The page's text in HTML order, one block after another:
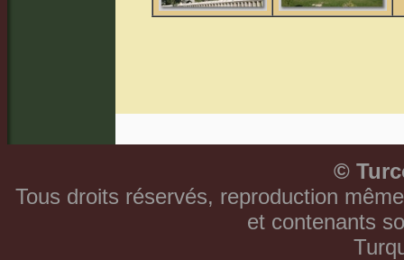
©
Tous droits réservés, reproduction
et contenants